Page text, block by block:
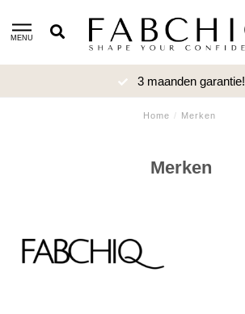
MENU
3 maanden garantie!
Home / Merken
Merken